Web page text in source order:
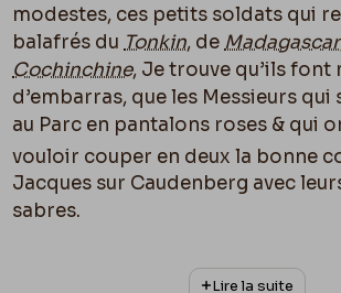
modestes, ces petits soldats qui
balafrés du Tonkin, de Madagascar
Cochinchine, Je trouve qu’ils font
d’embarras, que les Messieurs
au Parc en pantalons roses & qui
vouloir couper en deux la bonne
Jacques sur Caudenberg avec
sabres.
Lire la suite